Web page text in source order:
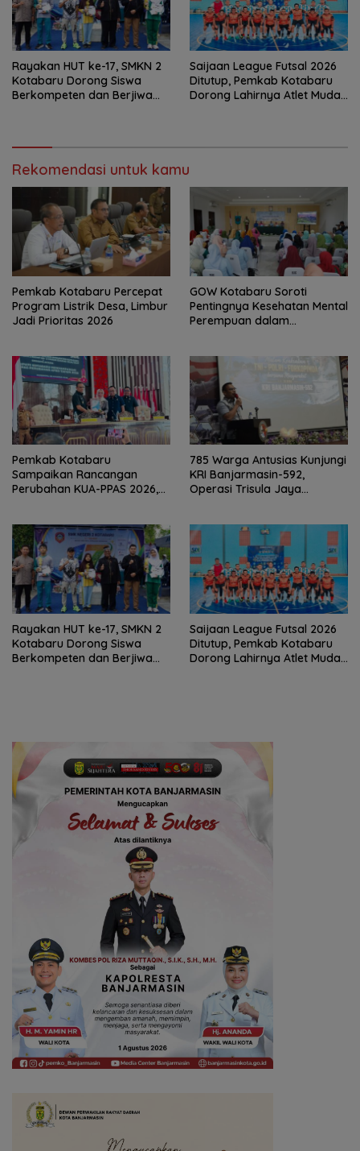
Rayakan HUT ke-17, SMKN 2
Kotabaru Dorong Siswa
Berkompeten dan Berjiwa
Saijaan League Futsal 2026
Ditutup, Pemkab Kotabaru
Dorong Lahirnya Atlet Muda
Rekomendasi untuk kamu
Pemkab Kotabaru Percepat
Program Listrik Desa, Limbur
Jadi Prioritas 2026
GOW Kotabaru Soroti
Pentingnya Kesehatan Mental
Perempuan dalam
Pemkab Kotabaru
Sampaikan Rancangan
Perubahan KUA-PPAS 2026,
785 Warga Antusias Kunjungi
KRI Banjarmasin-592,
Operasi Trisula Jaya
Rayakan HUT ke-17, SMKN 2
Kotabaru Dorong Siswa
Berkompeten dan Berjiwa
Saijaan League Futsal 2026
Ditutup, Pemkab Kotabaru
Dorong Lahirnya Atlet Muda